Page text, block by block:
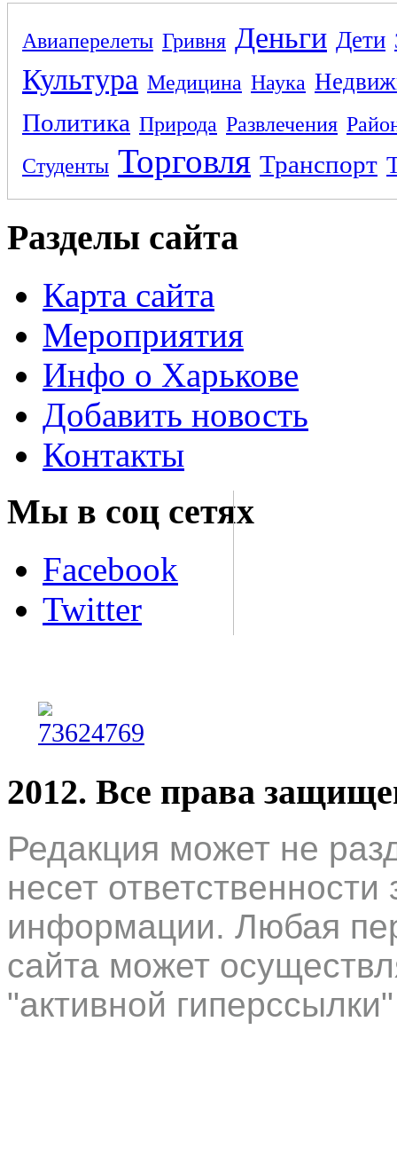
Авиаперелеты Гривня Деньги Дети
Культура Медицина Наука
Политика Природа Развлечения
Студенты Торговля Транспорт
Разделы сайта
Карта сайта
Мероприятия
Инфо о Харькове
Добавить новость
Контакты
Мы в соц сетях
Facebook
Twitter
2012. Все права
Редакция может не
несет
информации. Любая
сайта может
"активной